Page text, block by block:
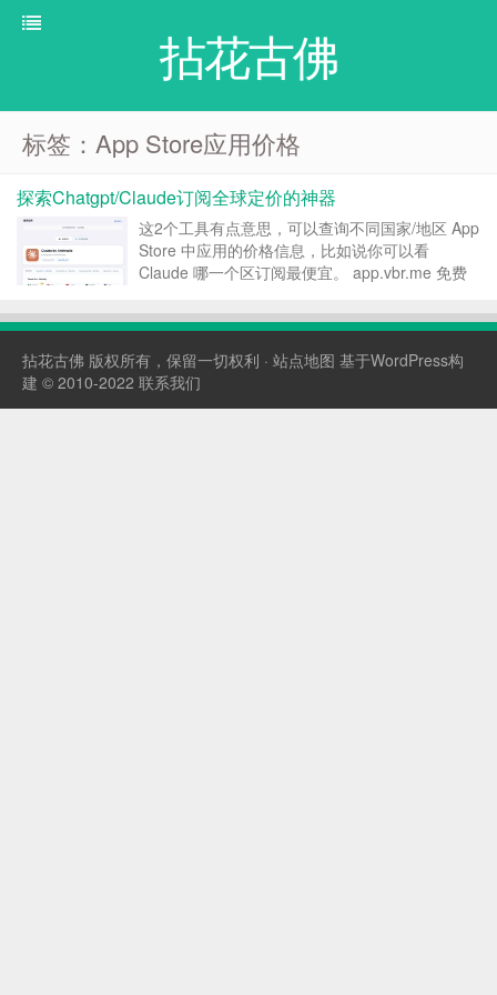
拈花古佛
标签：App Store应用价格
探索Chatgpt/Claude订阅全球定价的神器
这2个工具有点意思，可以查询不同国家/地区 App
Store 中应用的价格信息，比如说你可以看
Claude 哪一个区订阅最便宜。 app.vbr.me 免费
项目对比和汇率换算 App Store Price R...
拈花古佛 版权所有，保留一切权利 · 站点地图 基于WordPress构
建 © 2010-2022 联系我们